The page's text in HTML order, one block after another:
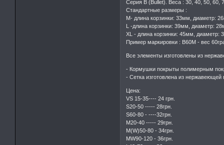
Серия B (Bullet). Веса : 30, 40, 50, 60,
Стандартные размеры :
М- длина корзинки: 33мм, диаметр:
L -длина корзинки: 39мм, диаметр:
XL - длина корзинки: 45мм, диаметр:
Пример маркировки : В60М - вес
Все элементы изготовлены из
- Кормушки покрыты полимерным
- Сетка изготовлена из
Цена:
VS 15-35---- 24 грн.
S20-50 ----- 28грн.
S60-80 - ----32грн.
M20-40 ----- 29грн.
M(W)50-80 - 34грн.
MW90-120 - 36грн.